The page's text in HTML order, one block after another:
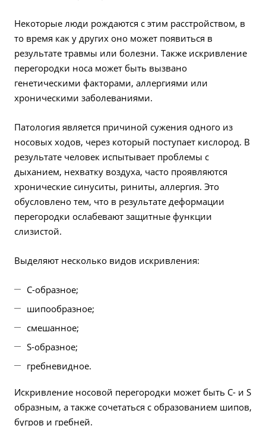
Некоторые люди рождаются с этим расстройством, в
то время как у других оно может появиться в
результате травмы или болезни. Также искривление
перегородки носа может быть вызвано
генетическими факторами, аллергиями или
хроническими заболеваниями.
Патология является причиной сужения одного из
носовых ходов, через который поступает кислород. В
результате человек испытывает проблемы с
дыханием, нехватку воздуха, часто проявляются
хронические синуситы, риниты, аллергия. Это
обусловлено тем, что в результате деформации
перегородки ослабевают защитные функции
слизистой.
Выделяют несколько видов искривления:
С-образное;
шипообразное;
смешанное;
S-образное;
гребневидное.
Искривление носовой перегородки может быть С- и S
образным, а также сочетаться с образованием шипов,
бугров и гребней.